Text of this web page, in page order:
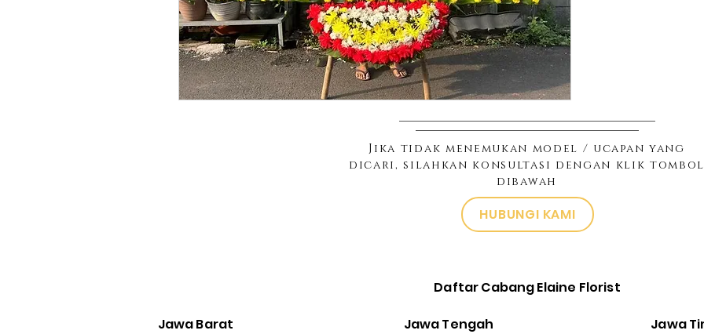
Jika tidak menemukan model / ucapan yang
dicari, silahkan konsultasi dengan klik tombol
dibawah
HUBUNGI KAMI
Daftar Cabang Elaine Florist
Jawa Barat Jawa Tengah Jawa